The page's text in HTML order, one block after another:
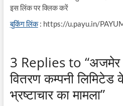
इस लिंक पर क्लिक करें
बुकिंग लिंक: https://u.payu.in/
3 Replies to “अजमेर
वितरण कम्पनी लिमिटेड के
भ्रष्टाचार का मामला”